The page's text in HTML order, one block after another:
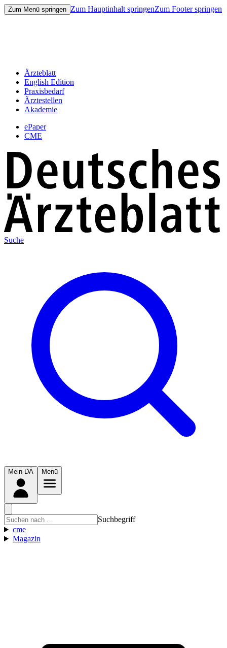
Zum Menü springen Zum Hauptinhalt springenZum Footer springen
Ärzteblatt
English Edition
Praxisbedarf
Ärztestellen
Akademie
ePaper
CME
Suche
Mein DÄ Menü
Suchbegriff
cme
Magazin